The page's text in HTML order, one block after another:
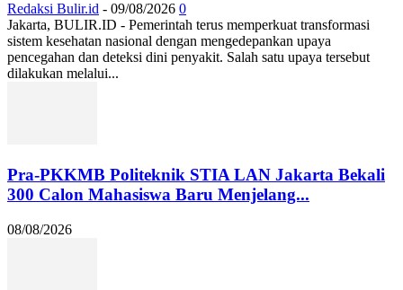
Redaksi Bulir.id - 09/08/2026 0
Jakarta, BULIR.ID - Pemerintah terus memperkuat transformasi
sistem kesehatan nasional dengan mengedepankan upaya
pencegahan dan deteksi dini penyakit. Salah satu upaya tersebut
dilakukan melalui...
Pra-PKKMB Politeknik STIA LAN Jakarta Bekali
300 Calon Mahasiswa Baru Menjelang...
08/08/2026